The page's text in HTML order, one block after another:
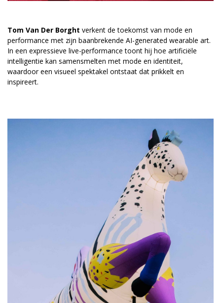
Tom Van Der Borght verkent de toekomst van mode en
performance met zijn baanbrekende AI-generated wearable art.
In een expressieve live-performance toont hij hoe artificiële
intelligentie kan samensmelten met mode en identiteit,
waardoor een visueel spektakel ontstaat dat prikkelt en
inspireert.